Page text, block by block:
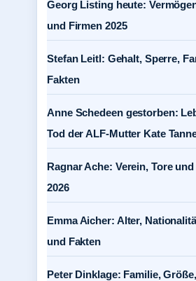
Georg Listing heute:
und Firmen 2025
Stefan Leitl: Gehalt, Sperre,
Fakten
Anne Schedeen gestorben:
Tod der ALF-Mutter Kate
Ragnar Ache: Verein, Tore
2026
Emma Aicher: Alter,
und Fakten
Peter Dinklage: Familie,